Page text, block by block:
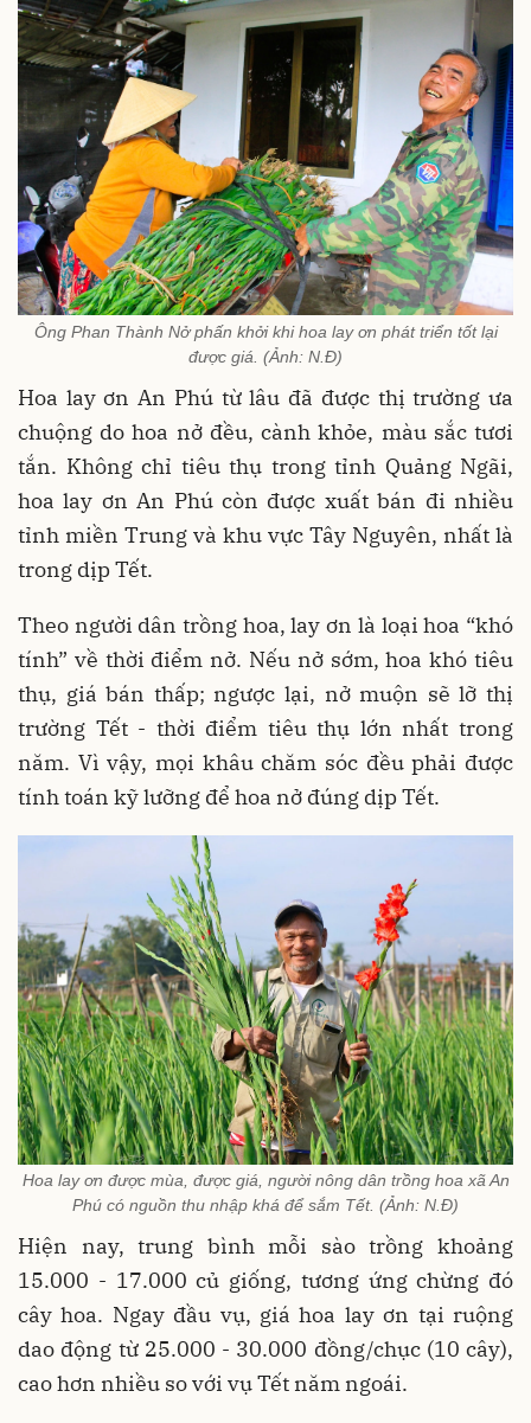
Ông Phan Thành Nở phấn khởi khi hoa lay ơn phát triển tốt lại
được giá. (Ảnh: N.Đ)
Hoa lay ơn An Phú từ lâu đã được thị trường ưa
chuộng do hoa nở đều, cành khỏe, màu sắc tươi
tắn. Không chỉ tiêu thụ trong tỉnh Quảng Ngãi,
hoa lay ơn An Phú còn được xuất bán đi nhiều
tỉnh miền Trung và khu vực Tây Nguyên, nhất là
trong dịp Tết.
Theo người dân trồng hoa, lay ơn là loại hoa “khó
tính” về thời điểm nở. Nếu nở sớm, hoa khó tiêu
thụ, giá bán thấp; ngược lại, nở muộn sẽ lỡ thị
trường Tết - thời điểm tiêu thụ lớn nhất trong
năm. Vì vậy, mọi khâu chăm sóc đều phải được
tính toán kỹ lưỡng để hoa nở đúng dịp Tết.
Hoa lay ơn được mùa, được giá, người nông dân trồng hoa xã An
Phú có nguồn thu nhập khá để sắm Tết. (Ảnh: N.Đ)
Hiện nay, trung bình mỗi sào trồng khoảng
15.000 - 17.000 củ giống, tương ứng chừng đó
cây hoa. Ngay đầu vụ, giá hoa lay ơn tại ruộng
dao động từ 25.000 - 30.000 đồng/chục (10 cây),
cao hơn nhiều so với vụ Tết năm ngoái.